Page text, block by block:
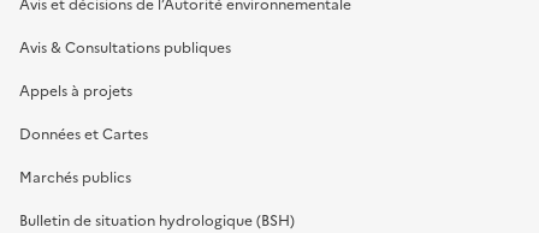
Avis & Consultations publiques
Appels à projets
Données et Cartes
Marchés publics
Bulletin de situation hydrologique (BSH)